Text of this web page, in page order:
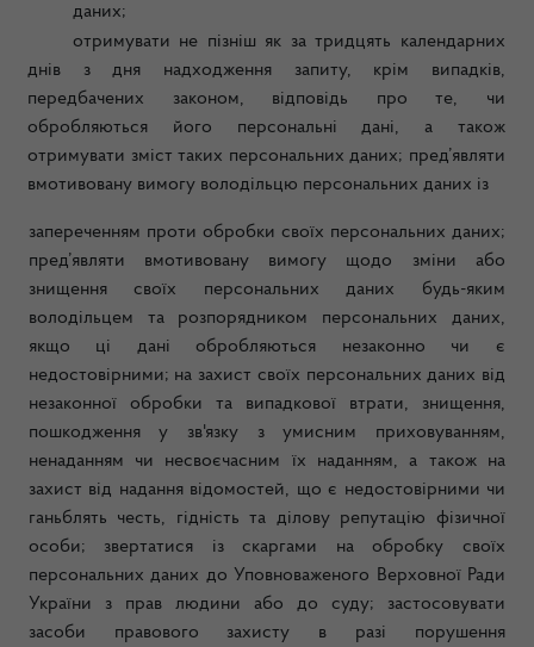
даних;
отримувати не пізніш як за тридцять календарних
днів з дня надходження запиту, крім випадків,
передбачених законом, відповідь про те, чи
обробляються його персональні дані, а також
отримувати зміст таких персональних даних; пред’являти
вмотивовану вимогу володільцю персональних даних із
запереченням проти обробки своїх персональних даних;
пред’являти вмотивовану вимогу щодо зміни або
знищення своїх персональних даних будь-яким
володільцем та розпорядником персональних даних,
якщо ці дані обробляються незаконно чи є
недостовірними; на захист своїх персональних даних від
незаконної обробки та випадкової втрати, знищення,
пошкодження у зв'язку з умисним приховуванням,
ненаданням чи несвоєчасним їх наданням, а також на
захист від надання відомостей, що є недостовірними чи
ганьблять честь, гідність та ділову репутацію фізичної
особи; звертатися із скаргами на обробку своїх
персональних даних до Уповноваженого Верховної Ради
України з прав людини або до суду; застосовувати
засоби правового захисту в разі порушення